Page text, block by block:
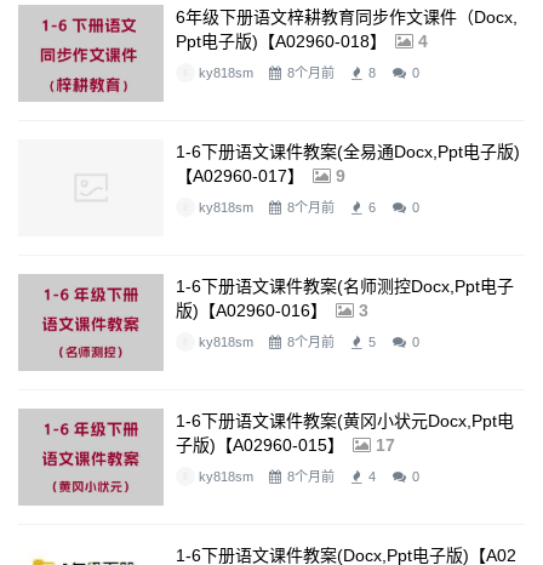
6年级下册语文梓耕教育同步作文课件（docx,
Ppt电子版)【A02960-018】
4
ky818sm 8个月前 8 0
1-6下册语文课件教案(全易通docx,ppt电子版)
【A02960-017】
9
ky818sm 8个月前 6 0
1-6下册语文课件教案(名师测控docx,ppt电子
版)【A02960-016】
3
ky818sm 8个月前 5 0
1-6下册语文课件教案(黄冈小状元docx,ppt电
子版)【A02960-015】
17
ky818sm 8个月前 4 0
1-6下册语文课件教案(docx,ppt电子版)【A02